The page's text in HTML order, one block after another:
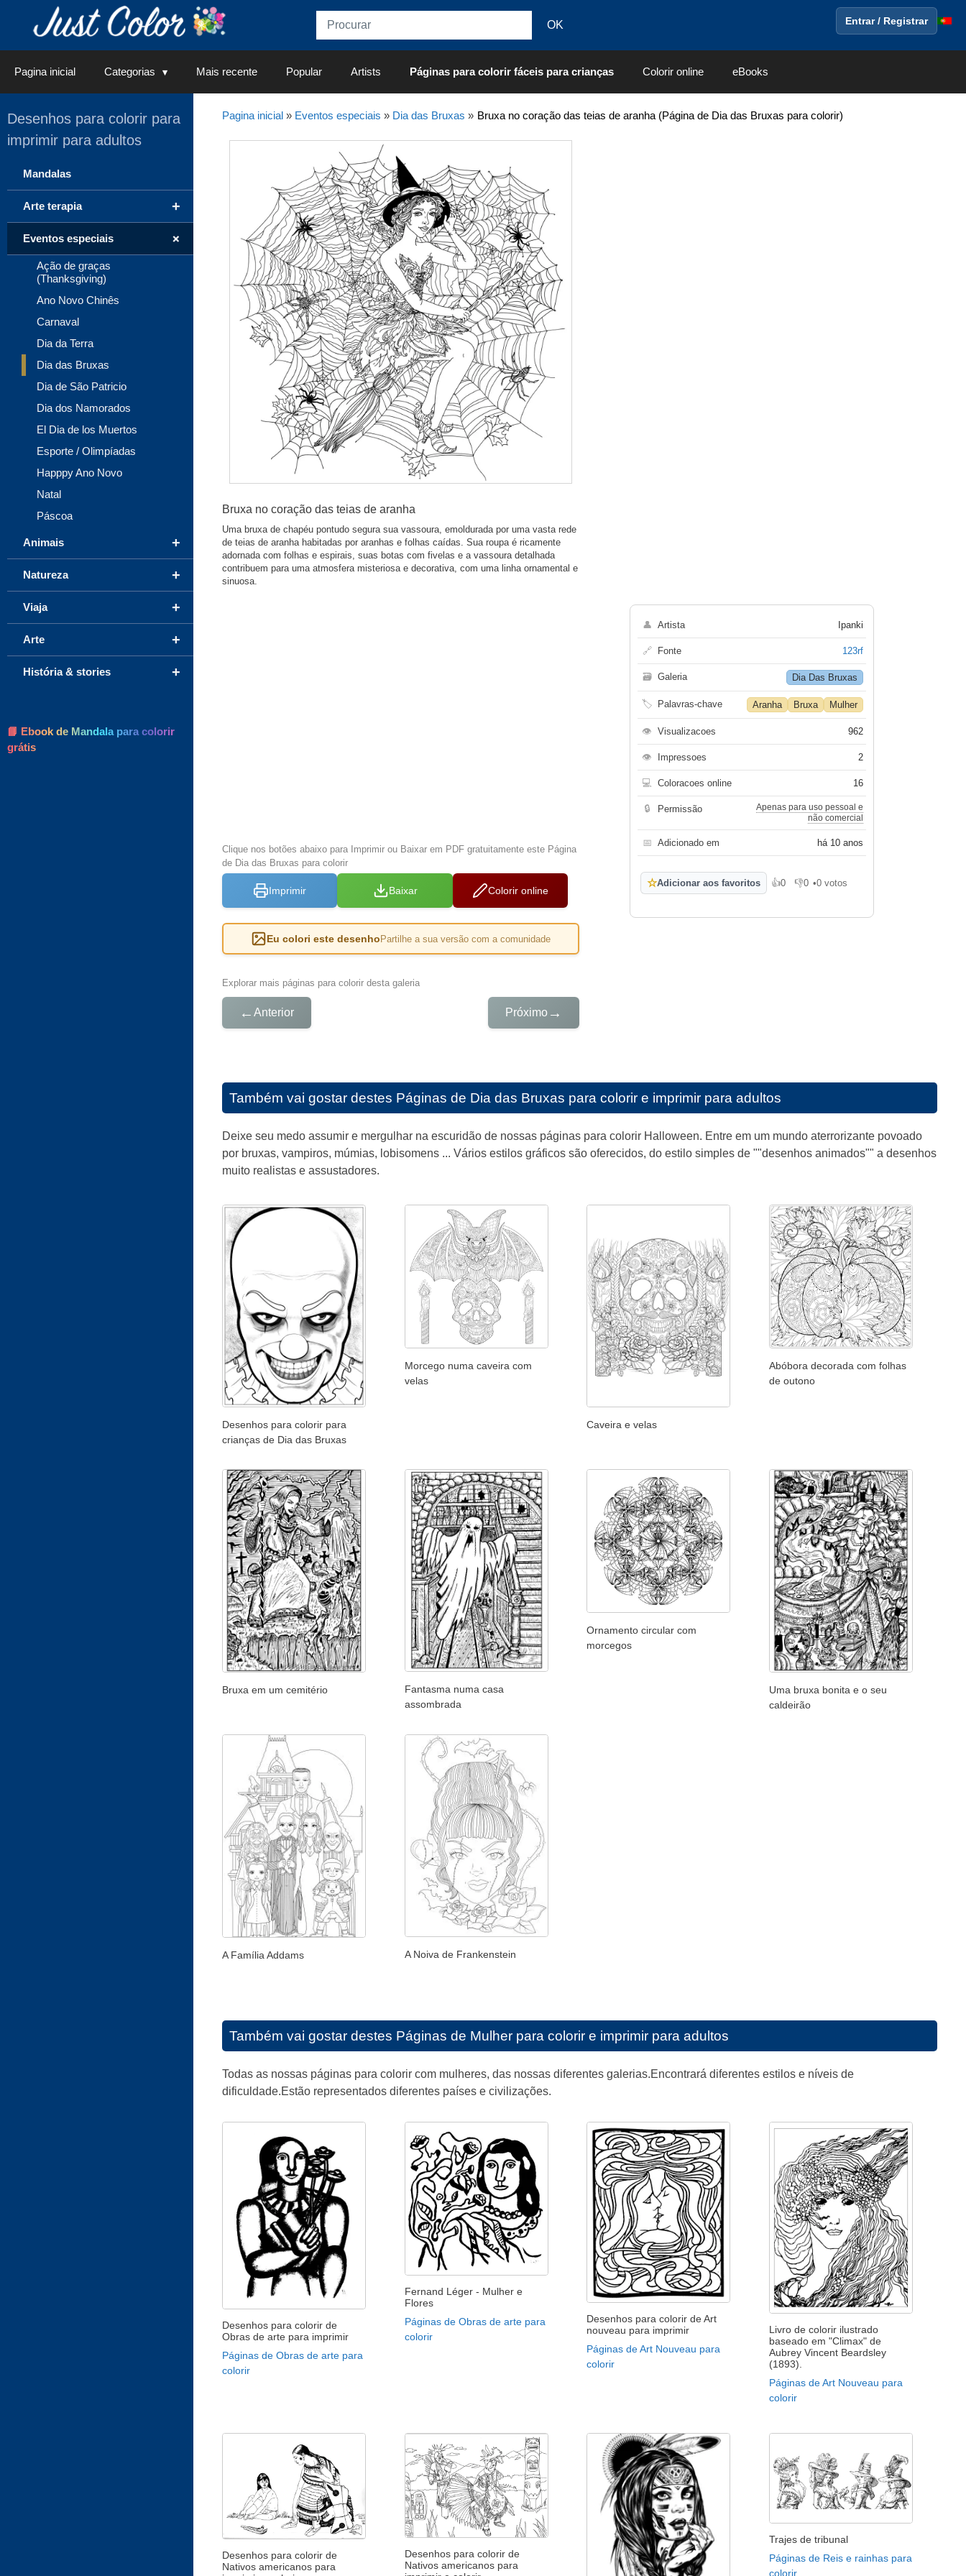
Entrar / Registrar
Pagina inicial Categorias Mais recente Popular Artists Páginas para colorir fáceis para crianças Colorir online eBooks
Pagina inicial» Eventos especiais » Dia das Bruxas » Bruxa no coração das teias de aranha (Página de Dia das Bruxas para colorir)
Bruxa no coração das teias de aranha
Uma bruxa de chapéu pontudo segura sua vassoura, emoldurada por uma vasta rede
de teias de aranha habitadas por aranhas e folhas caídas. Sua roupa é ricamente
adornada com folhas e espirais, suas botas com fivelas e a vassoura detalhada
contribuem para uma atmosfera misteriosa e decorativa, com uma linha ornamental e
sinuosa.
Clique nos botões abaixo para Imprimir ou Baixar em PDF gratuitamente este Página
de Dia das Bruxas para colorir
Imprimir Baixar Colorir online
Eu colori este desenhoPartilhe a sua versão com a comunidade
Explorar mais páginas para colorir desta galeria
← Anterior Próximo →
👤 Artista Ipanki
🔗 Fonte 123rf
🗃 Galeria Dia Das Bruxas
🏷 Palavras-chave Aranha Bruxa Mulher
👁 Visualizacoes 962
👁 Impressoes 2
💻 Coloracoes online 16
🔒 Permissão
Apenas para uso pessoal e
não comercial
📅 Adicionado em há 10 anos
☆Adicionar aos favoritos 👍0
Gosto 👎0
Não gosto
•0 votos
Também vai gostar destes Páginas de Dia das Bruxas para colorir e imprimir para adultos
Deixe seu medo assumir e mergulhar na escuridão de nossas páginas para colorir Halloween. Entre em um mundo aterrorizante povoado
por bruxas, vampiros, múmias, lobisomens ... Vários estilos gráficos são oferecidos, do estilo simples de ""desenhos animados"" a desenhos
muito realistas e assustadores.
Desenhos para colorir para
crianças de Dia das Bruxas
Morcego numa caveira com
velas
Caveira e velas
Abóbora decorada com folhas
de outono
Bruxa em um cemitério
Fantasma numa casa
assombrada
Ornamento circular com
morcegos
Uma bruxa bonita e o seu
caldeirão
A Família Addams A Noiva de Frankenstein
Também vai gostar destes Páginas de Mulher para colorir e imprimir para adultos
Todas as nossas páginas para colorir com mulheres, das nossas diferentes galerias.Encontrará diferentes estilos e níveis de
dificuldade.Estão representados diferentes países e civilizações.
Desenhos para colorir de
Obras de arte para imprimir
Páginas de Obras de arte para
colorir
Fernand Léger - Mulher e
Flores
Páginas de Obras de arte para
colorir
Desenhos para colorir de Art
nouveau para imprimir
Páginas de Art Nouveau para
colorir
Livro de colorir ilustrado
baseado em "Climax" de
Aubrey Vincent Beardsley
(1893).
Páginas de Art Nouveau para
colorir
Desenhos para colorir de
Nativos americanos para
Desenhos para colorir de
Nativos americanos para
Trajes de tribunal
Páginas de Reis e rainhas para
colorir
Desenhos para colorir para
imprimir para adultos
Mandalas
+
Arte terapia
+
Eventos especiais
Ação de graças
(Thanksgiving)
Ano Novo Chinês
Carnaval
Dia da Terra
Dia das Bruxas
Dia de São Patricio
Dia dos Namorados
El Dia de los Muertos
Esporte / Olimpíadas
Happpy Ano Novo
Natal
Páscoa
+
Animais
+
Natureza
+
Viaja
+
Arte
+
História & stories
📘 Ebook de Mandala para colorir
grátis